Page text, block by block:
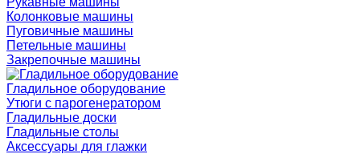
Колонковые машины
Пуговичные машины
Петельные машины
Закрепочные машины
Гладильное оборудование
Утюги с парогенератором
Гладильные доски
Гладильные столы
Аксессуары для глажки